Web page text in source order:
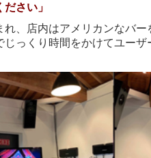
さい」
、店内はアメリカンなバ
っくり時間をかけてユー